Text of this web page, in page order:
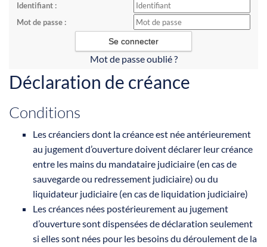
Identifiant :
Mot de passe :
Mot de passe oublié ?
Déclaration de créance
Conditions
Les créanciers dont la créance est née antérieurement
au jugement d’ouverture doivent déclarer leur créance
entre les mains du mandataire judiciaire (en cas de
sauvegarde ou redressement judiciaire) ou du
liquidateur judiciaire (en cas de liquidation judiciaire)
Les créances nées postérieurement au jugement
d’ouverture sont dispensées de déclaration seulement
si elles sont nées pour les besoins du déroulement de la